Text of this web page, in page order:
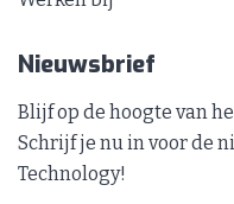
Nieuwsbrief
Blijf op de hoogte van
Schrijf je nu in voor de
Technology!